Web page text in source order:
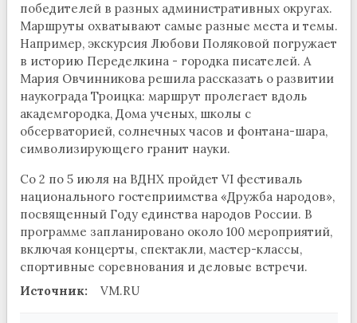
победителей в разных административных округах.
Маршруты охватывают самые разные места и темы.
Например, экскурсия Любови Поляковой погружает
в историю Переделкина - городка писателей. А
Мария Овчинникова решила рассказать о развитии
наукограда Троицка: маршрут пролегает вдоль
академгородка, Дома ученых, школы с
обсерваторией, солнечных часов и фонтана-шара,
символизирующего гранит науки.
Со 2 по 5 июля на ВДНХ пройдет VI фестиваль
национального гостеприимства «Дружба народов»,
посвященный Году единства народов России. В
программе запланировано около 100 мероприятий,
включая концерты, спектакли, мастер-классы,
спортивные соревнования и деловые встречи.
Источник:
VM.RU